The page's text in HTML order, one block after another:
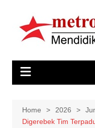
content
Home 2026
Digerebek Tim